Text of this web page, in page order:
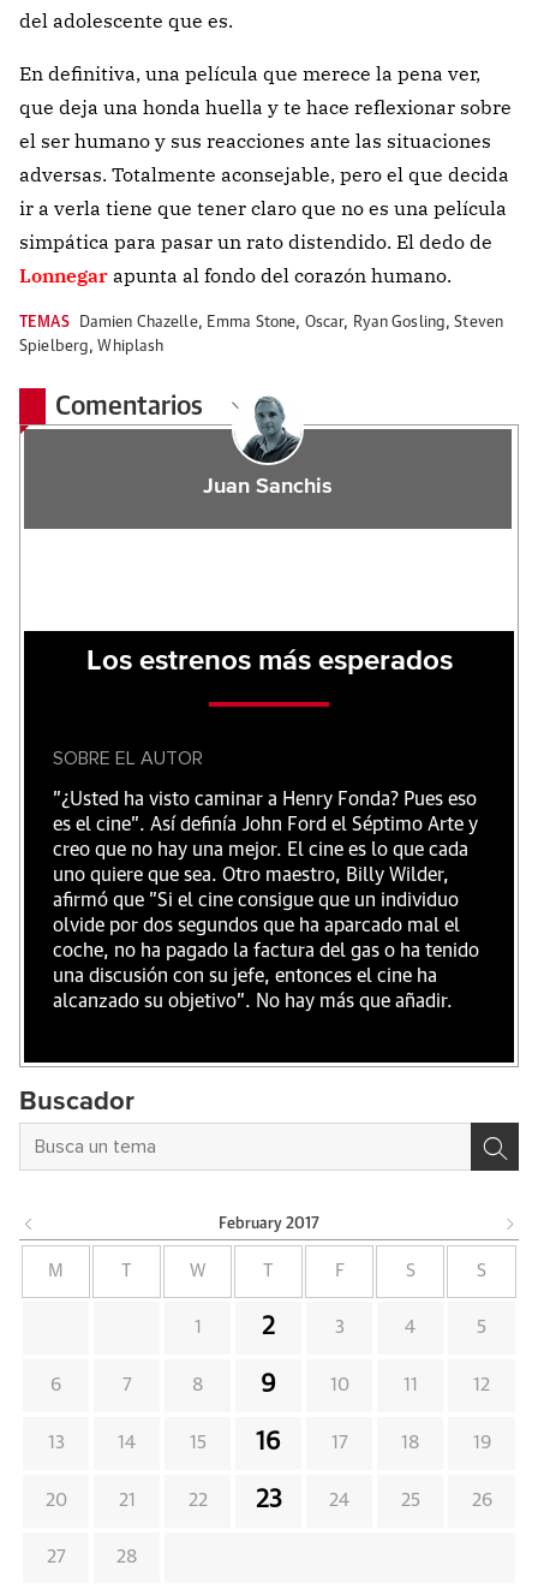
del adolescente que es.
En definitiva, una película que merece la pena ver,
que deja una honda huella y te hace reflexionar sobre
el ser humano y sus reacciones ante las situaciones
adversas. Totalmente aconsejable, pero el que decida
ir a verla tiene que tener claro que no es una película
simpática para pasar un rato distendido. El dedo de
Lonnegar apunta al fondo del corazón humano.
TEMAS Damien Chazelle, Emma Stone, Oscar, Ryan Gosling,Steven
Spielberg,Whiplash
Comentarios
Juan Sanchis
Los estrenos más esperados
SOBRE EL AUTOR
"¿Usted ha visto caminar a Henry Fonda? Pues eso
es el cine”. Así definía John Ford el Séptimo Arte y
creo que no hay una mejor. El cine es lo que cada
uno quiere que sea. Otro maestro, Billy Wilder,
afirmó que "Si el cine consigue que un individuo
olvide por dos segundos que ha aparcado mal el
coche, no ha pagado la factura del gas o ha tenido
una discusión con su jefe, entonces el cine ha
alcanzado su objetivo". No hay más que añadir.
Buscador
February 2017
M T W T F S S
1 2 3 4 5
6 7 8 9 10 11 12
13 14 15 16 17 18 19
20 21 22 23 24 25 26
27 28